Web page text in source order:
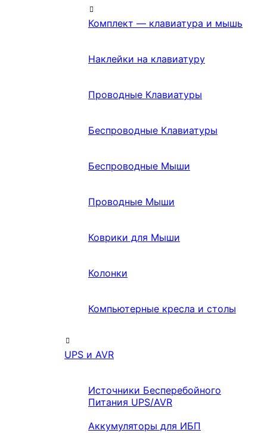
Комплект — клавиатура и мышь
Наклейки на клавиатуру
Проводные Клавиатуры
Беспроводные Клавиатуры
Беспроводные Мыши
Проводные Мыши
Коврики для Мыши
Колонки
Компьютерные кресла и столы
UPS и AVR
Источники Бесперебойного
Питания UPS/AVR
Аккумуляторы для ИБП